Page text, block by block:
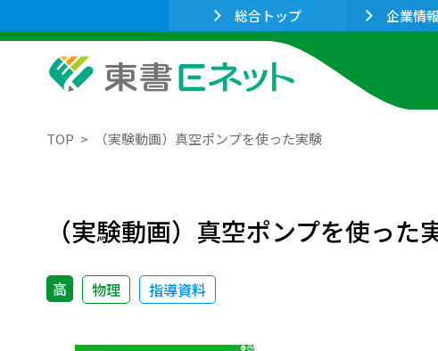
総合トップ 企業情
TOP （実験動画）真空ポンプを使った実験
（実験動画）真空ポンプを使った
高 物理 指導資料